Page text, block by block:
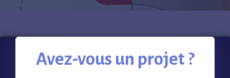
Avez-vous un projet ?